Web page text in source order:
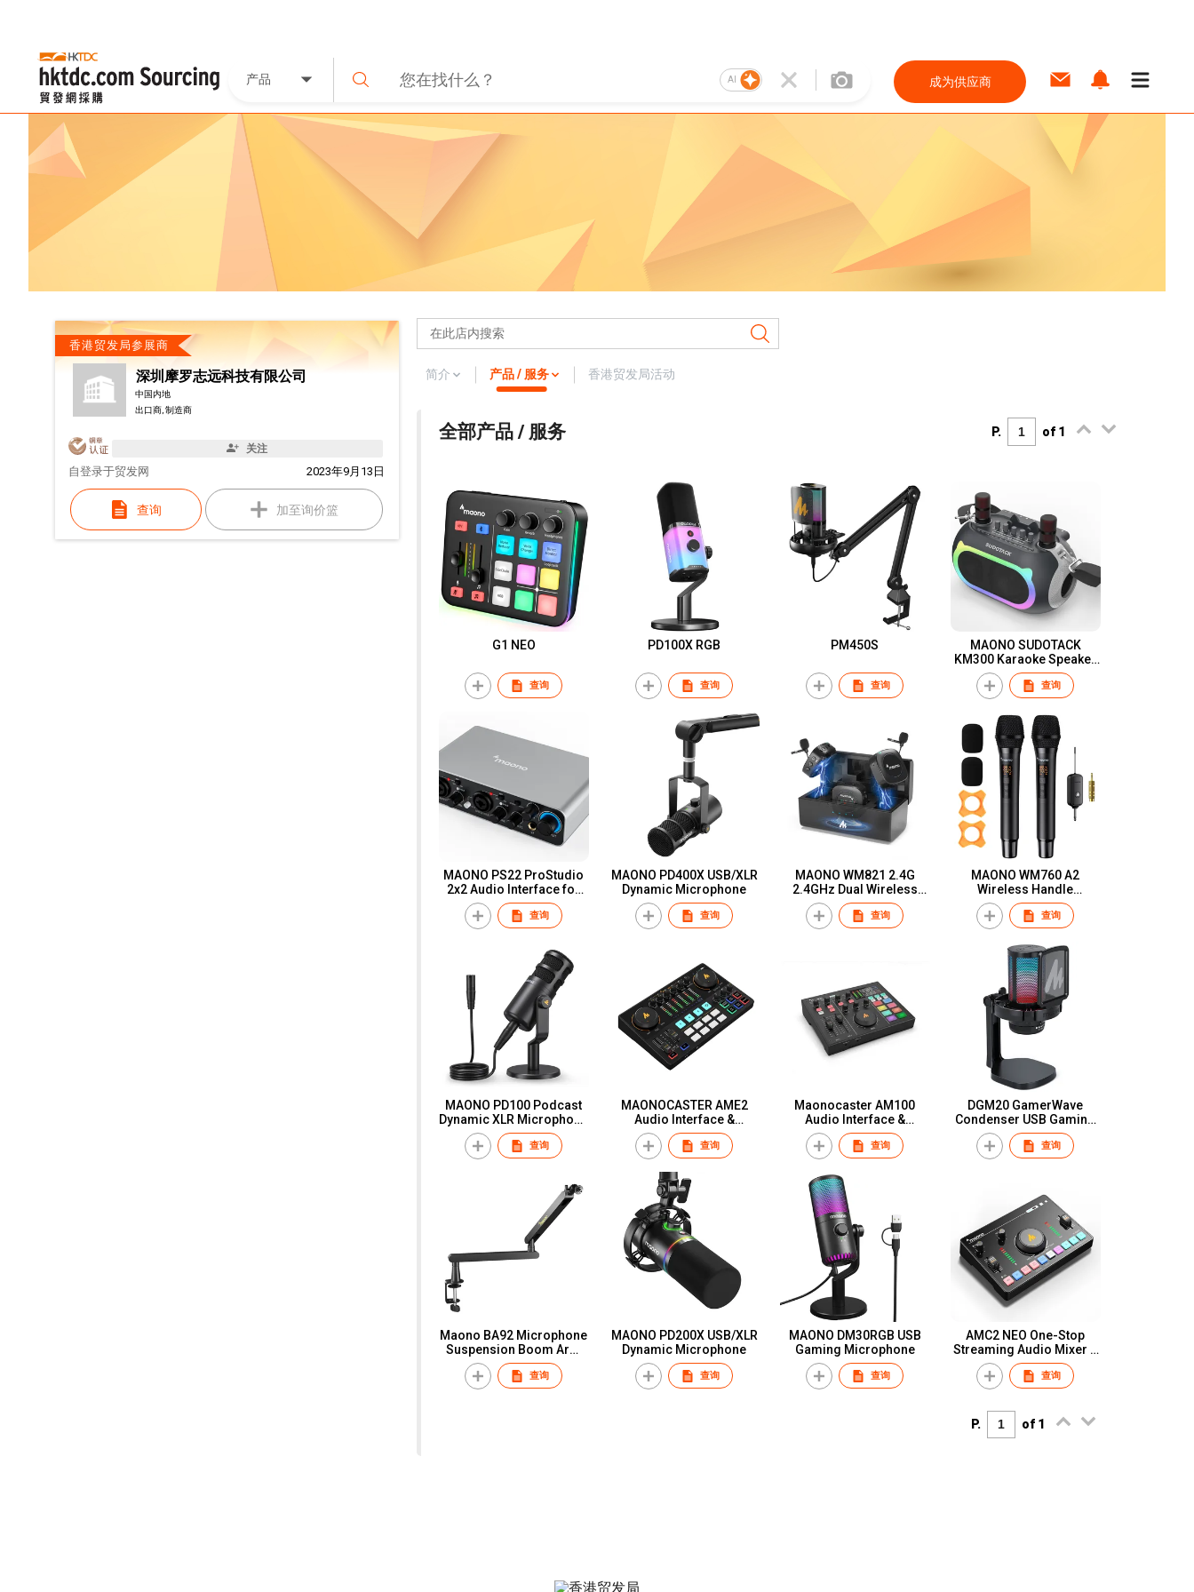
产品 AI 成为供应商
香港贸发局参展商
深圳摩罗志远科技有限公司
中国内地
出口商, 制造商
关注
自 2023年9月13日
登录于贸发网
查询 加至询价篮
简介 产品 / 服务 香港贸发局活动
全部产品 / 服务 P. of 1
G1 NEO
查询
PD100X RGB
查询
PM450S
查询
MAONO SUDOTACK
KM300 Karaoke Speaker
with Two Microphones
查询
MAONO PS22 ProStudio
2x2 Audio Interface for
Recording, Streaming,
and Podcasting
查询
MAONO PD400X USB/XLR
Dynamic Microphone
查询
MAONO WM821 2.4G
2.4GHz Dual Wireless
Microphone
查询
MAONO WM760 A2
Wireless Handle
Microphone
查询
MAONO PD100 Podcast
Dynamic XLR Microphone
Kit
查询
MAONOCASTER AME2
Audio Interface &
Podcast Equipment
查询
Maonocaster AM100
Audio Interface &
Podcast Equipment
查询
DGM20 GamerWave
Condenser USB Gaming
RGB Microphone
查询
Maono BA92 Microphone
Suspension Boom Arm
Stand
查询
MAONO PD200X USB/XLR
Dynamic Microphone
查询
MAONO DM30RGB USB
Gaming Microphone
查询
AMC2 NEO One-Stop
Streaming Audio Mixer &
Sound Card
查询
P. of 1